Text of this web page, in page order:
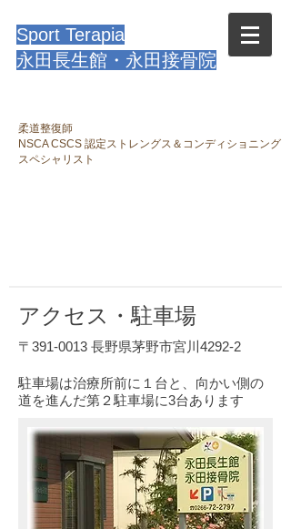
柔道整復師
NSCA CSCS 認定ストレングス＆コンディショニング
スペシャリスト
Sport Terapia
永田長生館・永田接骨院
アクセス・駐車場
〒391-0013 長野県茅野市宮川4292-2
駐車場は治療所前に１台と、向かい側の
道を進んだ第２駐車場に3台あります